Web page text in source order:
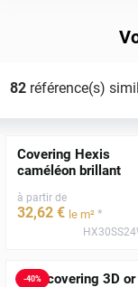
82référence(s)
Covering Hexis
caméléon brillant
à partir de
32,62 € le m² *
-40%
Film covering 3D or